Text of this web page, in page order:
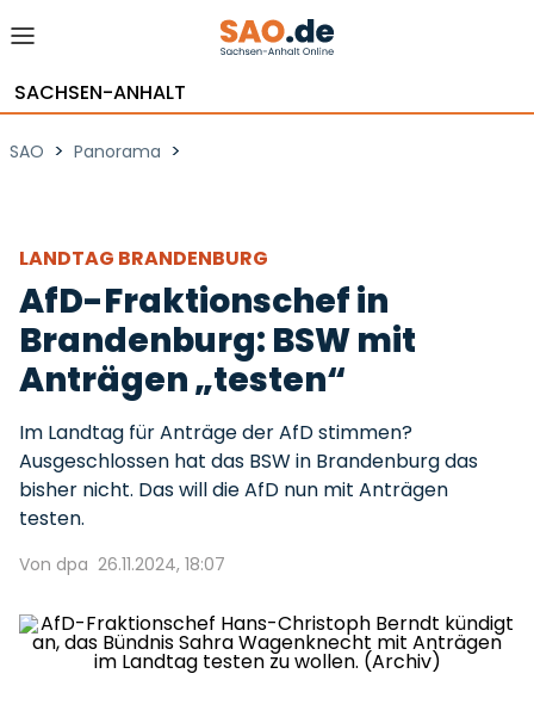
SACHSEN-ANHALT
SAO > Panorama >
LANDTAG BRANDENBURG
AfD-Fraktionschef in
Brandenburg: BSW mit
Anträgen „testen“
Im Landtag für Anträge der AfD stimmen?
Ausgeschlossen hat das BSW in Brandenburg das
bisher nicht. Das will die AfD nun mit Anträgen
testen.
Von dpa 26.11.2024, 18:07